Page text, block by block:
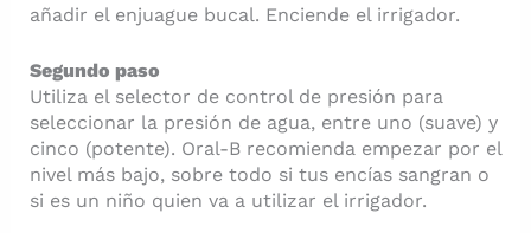
añadir el enjuague bucal. Enciende el irrigador.
Segundo paso
Utiliza el selector de control de presión para
seleccionar la presión de agua, entre uno (suave) y
cinco (potente). Oral-B recomienda empezar por el
nivel más bajo, sobre todo si tus encías sangran o
si es un niño quien va a utilizar el irrigador.